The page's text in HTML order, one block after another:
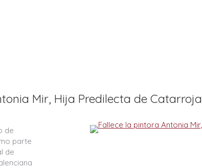
Mir, Hija Predilecta de Catarroja
de
parte
de